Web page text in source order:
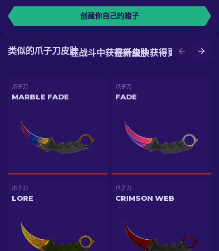
创建你自己的箱子
在升级中获得更好的皮肤
在战斗中获得新皮肤
类似的爪子刀皮肤
爪子刀
MARBLE FADE
爪子刀
FADE
爪子刀
LORE
爪子刀
CRIMSON WEB